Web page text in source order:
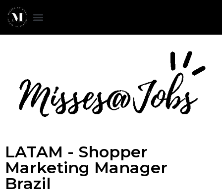
LATAM - Shopper
Marketing Manager
Brazil